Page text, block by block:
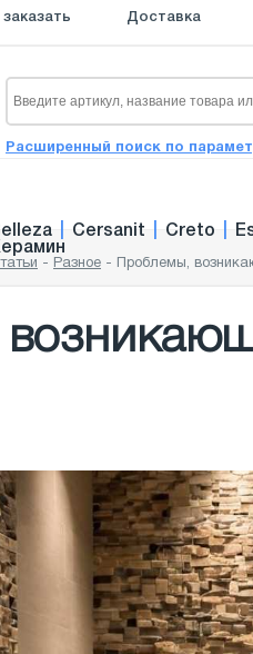
заказать Доставка
Расширенный поиск по
Cersanit Creto
- Разное - Проблемы,